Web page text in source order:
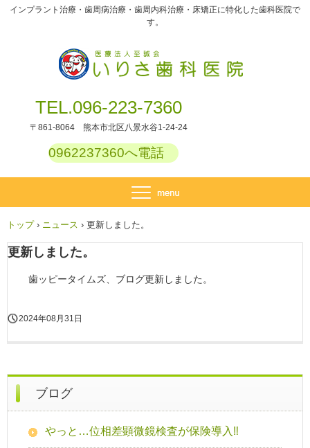
インプラント治療・歯周病治療・歯周内科治療・床矯正に特化した歯科医院で
す。
TEL.096-223-7360
〒861-8064 熊本市北区八景水谷1-24-24
0962237360へ電話
トップ › ニュース › 更新しました。
更新しました。
歯ッピータイムズ、ブログ更新しました。
2024年08月31日
ブログ
やっと…位相差顕微鏡検査が保険導入‼